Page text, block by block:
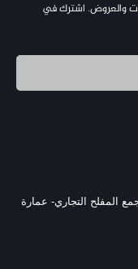
والعروض. اشترك في
المفلح التجاري- عمارة